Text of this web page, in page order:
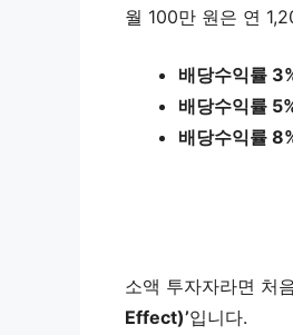
월 100만 원은 연
배당수익률
배당수익률
배당수익률
소액 투자자라면 처
Effect)’입니다.